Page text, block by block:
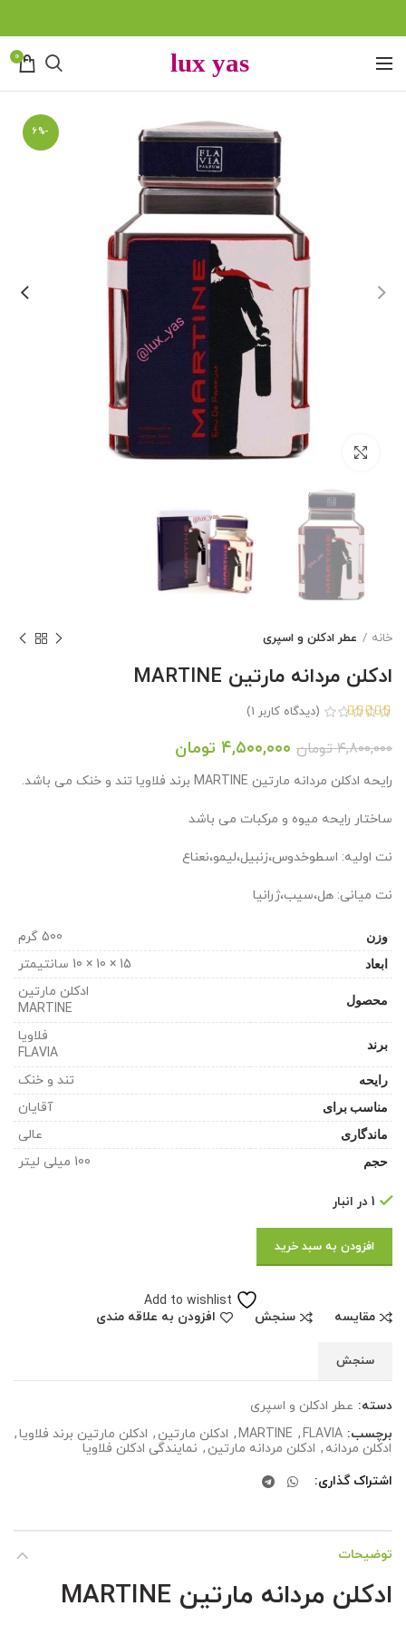
0
-6%
بزرگنمایی تصویر
خانه عطر ادکلن و اسپری
ادکلن مردانه مارتین MARTINE
(دیدگاه کاربر 1
)
۴,۸۰۰,۰۰۰ تومان قیمت
۴,۸۰۰,۰۰۰ تومان
۴,۵۰۰,۰۰۰ تومان
۴,۵۰۰,۰۰۰ تومان.
رایحه ادکلن مردانه مارتین MARTINE برند فلاویا تند و خنک می باشد.
ساختار رایحه میوه و مرکبات می باشد
نت اولیه: اسطوخدوس،زنبیل،لیمو،نعناع
نت میانی: هل،سیب،ژرانیا
وزن 500 گرم
ابعاد 15 × 10 × 10 سانتیمتر
محصول
ادکلن مارتین
MARTINE
برند
فلاویا
FLAVIA
رایحه تند و خنک
مناسب برای آقایان
ماندگاری عالی
حجم 100 میلی لیتر
1 در انبار
افزودن به سبد خرید
Add to wishlist
مقایسه
سنجش افزودن به علاقه مندی
سنجش
دسته: عطر ادکلن و اسپری
برچسب: FLAVIA
,
MARTINE
, ادکلن مارتین , ادکلن مارتین برند فلاویا,
ادکلن مردانه , ادکلن مردانه مارتین , نمایندگی ادکلن فلاویا
اشتراک گذاری
توضیحات
ادکلن مردانه مارتین MARTINE